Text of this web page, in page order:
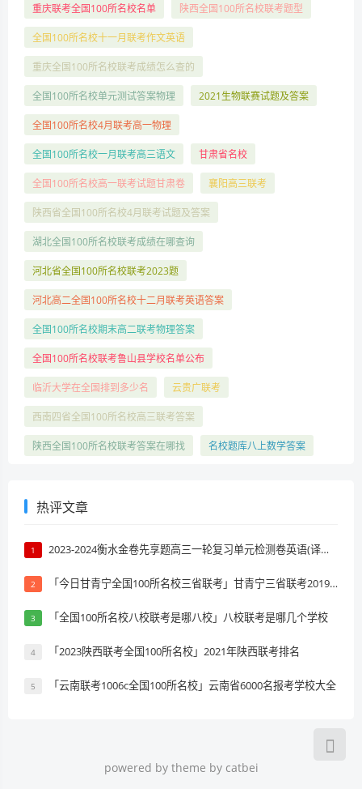
重庆联考全国100所名校名单 陕西全国100所名校联考题型
全国100所名校十一月联考作文英语
重庆全国100所名校联考成绩怎么查的
全国100所名校单元测试答案物理 2021生物联赛试题及答案
全国100所名校4月联考高一物理
全国100所名校一月联考高三语文 甘肃省名校
全国100所名校高一联考试题甘肃卷 襄阳高三联考
陕西省全国100所名校4月联考试题及答案
湖北全国100所名校联考成绩在哪查询
河北省全国100所名校联考2023题
河北高二全国100所名校十二月联考英语答案
全国100所名校期末高二联考物理答案
全国100所名校联考鲁山县学校名单公布
临沂大学在全国排到多少名 云贵广联考
西南四省全国100所名校高三联考答案
陕西全国100所名校联考答案在哪找 名校题库八上数学答案
热评文章
1 2023-2024衡水金卷先享题高三一轮复习单元检测卷英语(译林版)(一)1试题 答案
2 「今日甘青宁全国100所名校三省联考」甘青宁三省联考2019排名
3 「全国100所名校八校联考是哪八校」八校联考是哪几个学校
4 「2023陕西联考全国100所名校」2021年陕西联考排名
5 「云南联考1006c全国100所名校」云南省6000名报考学校大全
powered by theme by catbei